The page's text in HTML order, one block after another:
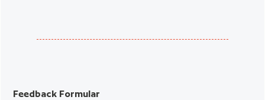
Feedback Formular